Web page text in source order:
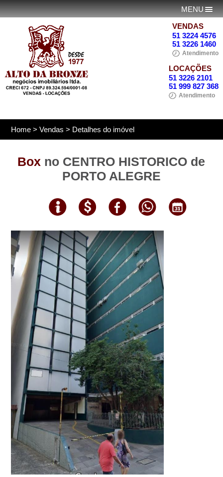
MENU
VENDAS
51 3224 4576
51 3226 1460
Atendimento
LOCAÇÕES
51 3226 2101
51 999 827 368
Atendimento
Home >Vendas > Detalhes do imóvel
Box no CENTRO HISTORICO de
PORTO ALEGRE